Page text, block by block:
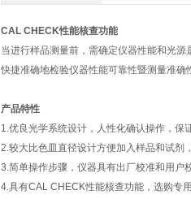
CAL CHECK性能核查功能
当进行样品测量前，需确定仪器性能和光
快捷准确地检验仪器性能可靠性暨测量准确
产品特性
1.优良光学系统设计，人性化确认操作，保
2.较大比色皿直径设计方便加入样品和试剂
3.简单操作步骤，仪器具有出厂校准和用户
4.具有CAL CHECK性能核查功能，选购专